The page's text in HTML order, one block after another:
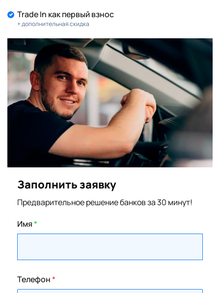
Trade In как первый взнос
+ дополнительная скидка
Заполнить заявку
Предварительное решение банков за 30 минут!
Имя*
Телефон*